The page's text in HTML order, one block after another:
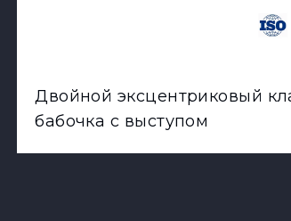
Двойной эксцентриковый
бабочка с выступом